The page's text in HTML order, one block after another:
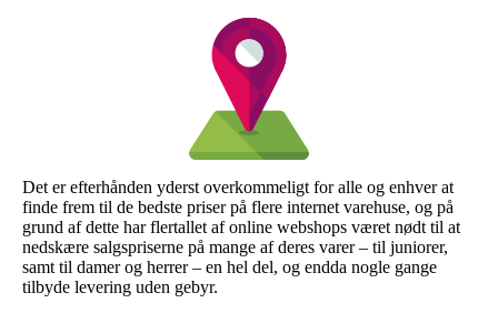
Det er efterhånden yderst overkommeligt for alle og enhver at
finde frem til de bedste priser på flere internet varehuse, og på
grund af dette har flertallet af online webshops været nødt til at
nedskære salgspriserne på mange af deres varer – til juniorer,
samt til damer og herrer – en hel del, og endda nogle gange
tilbyde levering uden gebyr.